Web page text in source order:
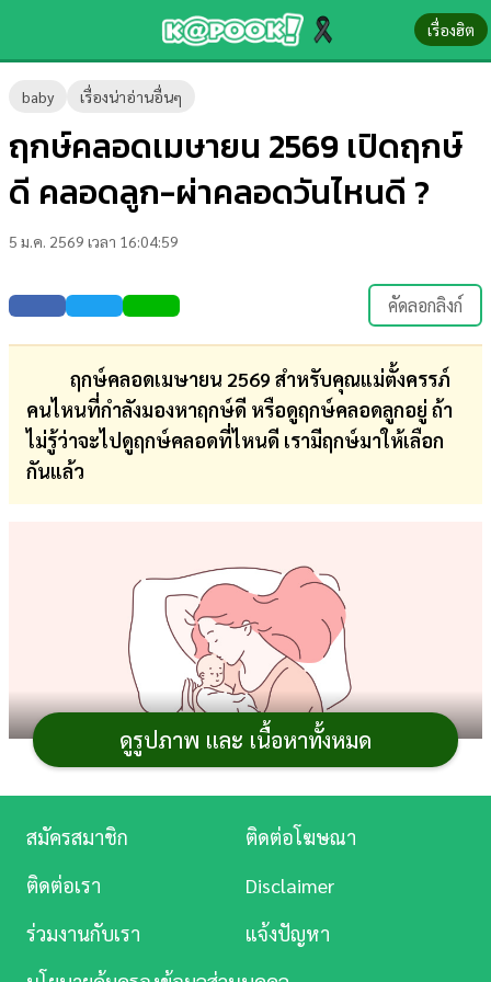
เรื่องฮิต
baby เรื่องน่าอ่านอื่นๆ
ฤกษ์คลอดเมษายน 2569 เปิดฤกษ์
ดี คลอดลูก-ผ่าคลอดวันไหนดี ?
5 ม.ค. 2569 เวลา 16:04:59
คัดลอกลิงก์
ฤกษ์คลอดเมษายน 2569 สำหรับคุณแม่ตั้งครรภ์
คนไหนที่กำลังมองหาฤกษ์ดี หรือดูฤกษ์คลอดลูกอยู่ ถ้า
ไม่รู้ว่าจะไปดูฤกษ์คลอดที่ไหนดี เรามีฤกษ์มาให้เลือก
กันแล้ว
สำหรับคุณแม่ตั้งครรภ์ที่กำลังมีแพลนหรือกำหนดจะ
การดูฤกษ์ดีเพื่อความเป็นสิริมงคลให้กับลูกน้อยในวันที่
ลืมตาดูโลก ดังนั้น ใครที่กำลังมองหาฤกษ์คลอดลูก หรือฤกษ์
ดูรูปภาพ และ เนื้อหาทั้งหมด
ข่าว-
ความ
รู้
บันเทิง
ตรวจ
ผล
บอล
สด
บันเทิง
ดู
Music
สมัครสมาชิก
ติดต่อโฆษณา
ติดต่อเรา
Disclaimer
ร่วมงานกับเรา
แจ้งปัญหา